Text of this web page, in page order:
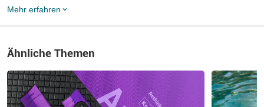
Volumen 2L
MATERIALIEN
Mehr erfahren
Ähnliche Themen